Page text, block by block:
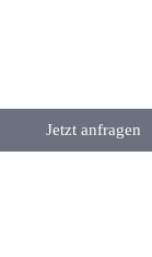
Jetzt anfragen